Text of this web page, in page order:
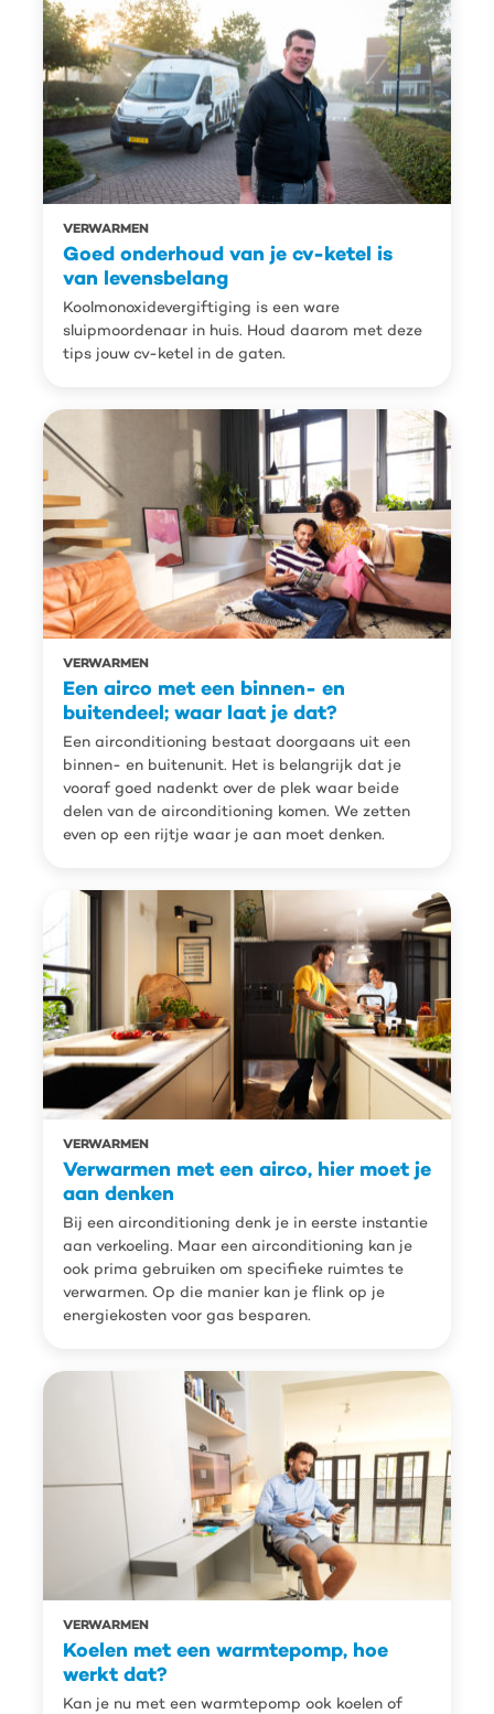
VERWARMEN
Goed onderhoud van je cv-ketel is
van levensbelang
Koolmonoxidevergiftiging is een ware
sluipmoordenaar in huis. Houd daarom met deze
tips jouw cv-ketel in de gaten.
VERWARMEN
Een airco met een binnen- en
buitendeel; waar laat je dat?
Een airconditioning bestaat doorgaans uit een
binnen- en buitenunit. Het is belangrijk dat je
vooraf goed nadenkt over de plek waar beide
delen van de airconditioning komen. We zetten
even op een rijtje waar je aan moet denken.
VERWARMEN
Verwarmen met een airco, hier moet je
aan denken
Bij een airconditioning denk je in eerste instantie
aan verkoeling. Maar een airconditioning kan je
ook prima gebruiken om specifieke ruimtes te
verwarmen. Op die manier kan je flink op je
energiekosten voor gas besparen.
VERWARMEN
Koelen met een warmtepomp, hoe
werkt dat?
Kan je nu met een warmtepomp ook koelen of